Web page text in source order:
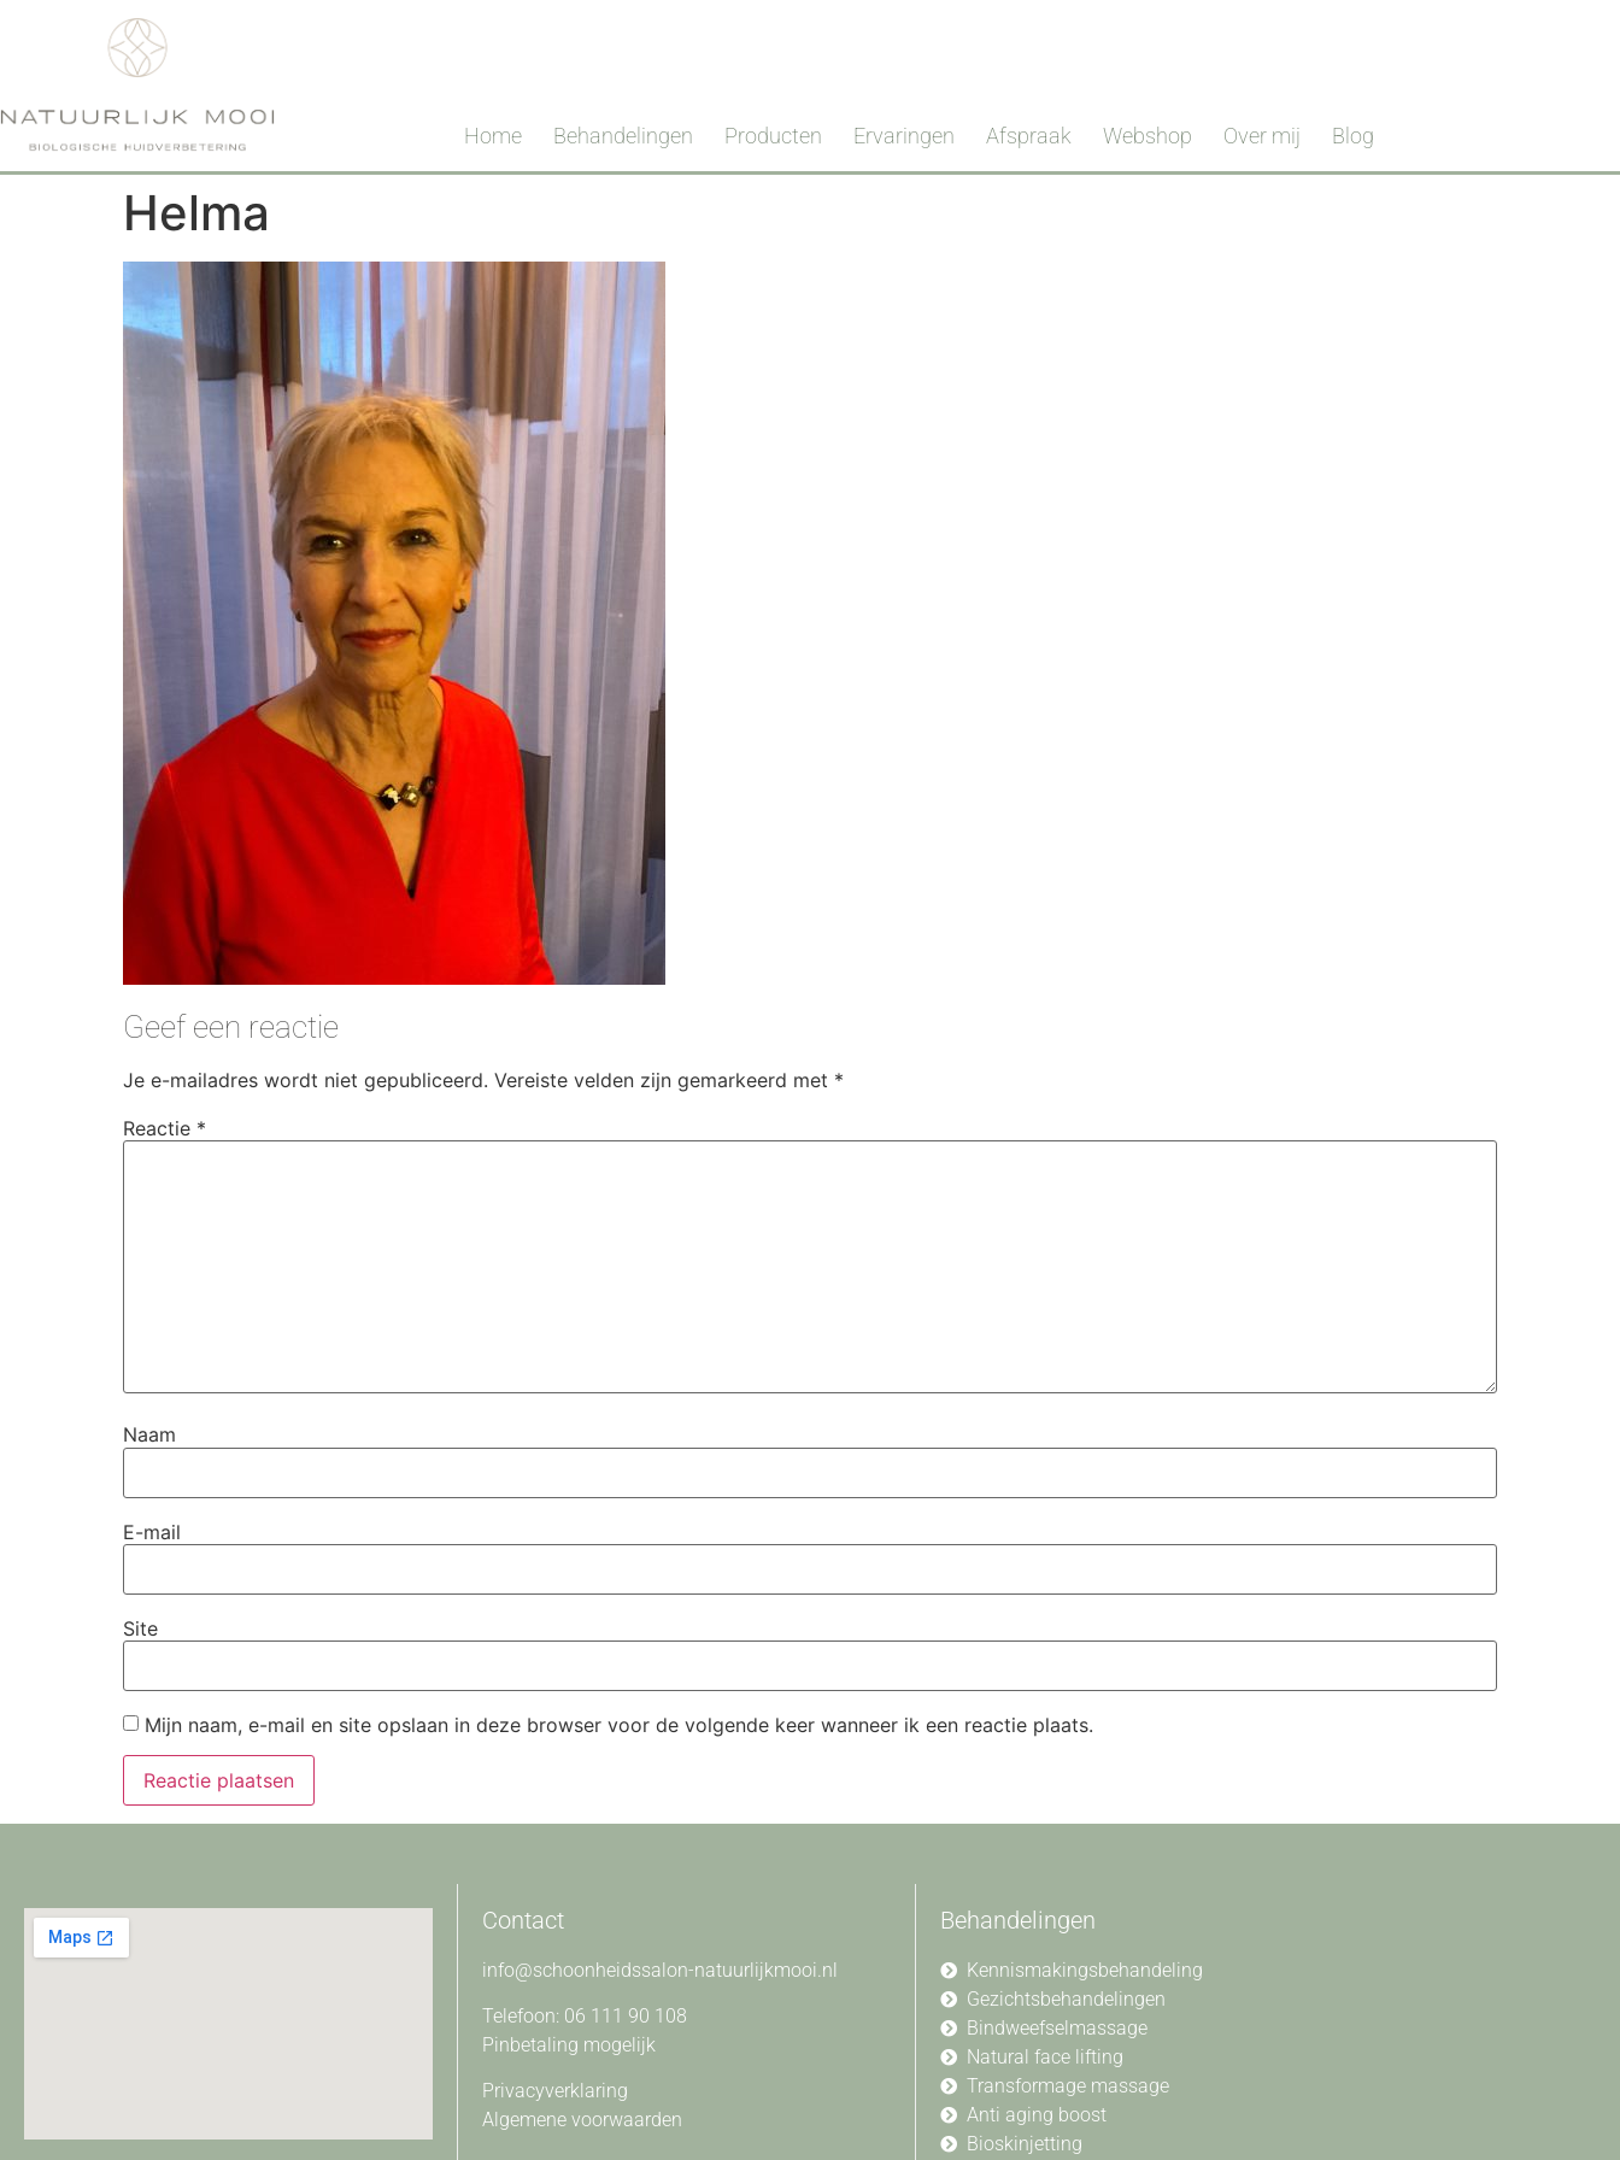
Home Behandelingen Producten Ervaringen Afspraak Webshop Over mij Blog
Helma
Geef een reactie
Je e-mailadres wordt niet gepubliceerd. Vereiste velden zijn gemarkeerd met *
Reactie *
Naam
E-mail
Site
Mijn naam, e-mail en site opslaan in deze browser voor de volgende keer wanneer ik een reactie plaats.
Contact
info@schoonheidssalon-natuurlijkmooi.nl
Telefoon: 06 111 90 108
Pinbetaling mogelijk
Privacyverklaring
Algemene voorwaarden
Behandelingen
Kennismakingsbehandeling
Gezichtsbehandelingen
Bindweefselmassage
Natural face lifting
Transformage massage
Anti aging boost
Bioskinjetting